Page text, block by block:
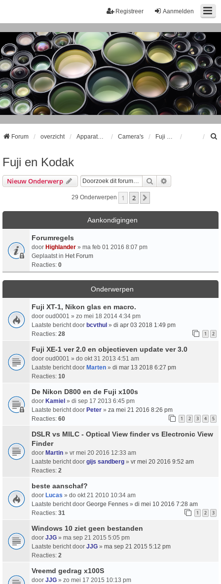
Aanmelden
Registreer
Forum overzicht Camera's
Fuji en Kodak
Nieuw Onderwerp Zoek
29 Onderwerpen 1 2
Aankondigingen
Forumregels
door Highlander » ma feb 01 2016 8:07 pm
Geplaatst in Het Forum
Reacties: 0
Onderwerpen
Fuji XT-1, Nikon glas en macro.
door oud0001 » zo mei 18 2014 4:34 pm
Laatste bericht door bcvthul » di apr 03 2018 1:49 pm
Reacties: 28 1 2
Fuji XE-1 ver 2.0 en objectieven update ver 3.0
door oud0001 » do okt 31 2013 4:51 am
Laatste bericht door Marten » di mar 13 2018 6:27 pm
Reacties: 10
De Nikon D800 en de Fuji x100s
door Kamiel » di sep 17 2013 6:45 pm
Laatste bericht door Peter » za mei 21 2016 8:26 pm
Reacties: 60 1 2 3 4 5
DSLR vs MILC - Optical View finder vs Electronic View
Finder
door Martin » vr mei 20 2016 12:33 am
Laatste bericht door gijs sandberg » vr mei 20 2016 9:52 am
Reacties: 2
beste aanschaf?
door Lucas » do okt 21 2010 10:34 am
Laatste bericht door George Fennes » di mei 10 2016 7:28 am
Reacties: 31 1 2 3
Windows 10 ziet geen bestanden
door JJG » ma sep 21 2015 5:05 pm
Laatste bericht door JJG » ma sep 21 2015 5:12 pm
Reacties: 2
Vreemd gedrag x100S
door JJG » zo mei 17 2015 10:13 pm